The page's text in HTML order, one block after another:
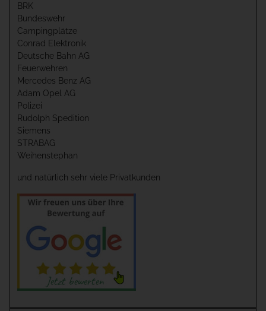
BRK
Bundeswehr
Campingplätze
Conrad Elektronik
Deutsche Bahn AG
Feuerwehren
Mercedes Benz AG
Adam Opel AG
Polizei
Rudolph Spedition
Siemens
STRABAG
Weihenstephan
und natürlich sehr viele Privatkunden